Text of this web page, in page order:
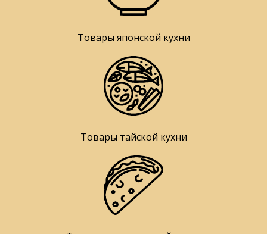
Товары японской кухни
Товары тайской кухни